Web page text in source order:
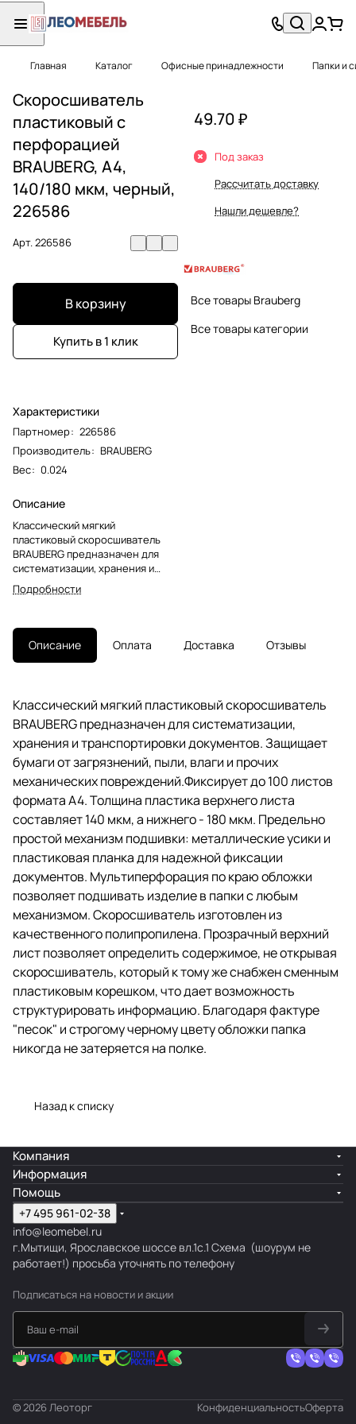
Главная Каталог Офисные принадлежности Папки и
Скоросшиватель
пластиковый с
перфорацией
BRAUBERG, А4,
140/180 мкм, черный,
226586
Арт.226586
В корзину
Купить в 1 клик
Характеристики
Партномер: 226586
Производитель: BRAUBERG
Вес: 0.024
Описание
Классический мягкий
пластиковый скоросшиватель
BRAUBERG предназначен для
систематизации, хранения и
транспортировки документов.
Защищает бумаги от
прочих механических
повреждений.Фиксирует до 100
листов формата А4. Толщина
180 мкм. Предельно простой
механизм подшивки:
металлические усики и
пластиковая планка для
надежной фиксации документов.
Мультиперфорация по краю
обложки позволяет подшивать
изделие в папки с любым
механизмом. Скоросшиватель
изготовлен из качественного
полипропилена. Прозрачный
верхний лист позволяет
определить содержимое, не
открывая скоросшиватель,
который к тому же снабжен
сменным пластиковым
возможность структурировать
информацию. Благодаря фактуре
"песок" и строгому черному
цвету обложки папка никогда не
затеряется на полке.
Подробности
49.70 ₽
Под заказ
Рассчитать доставку
Нашли дешевле?
Все товары Brauberg
Все товары категории
Описание Оплата Доставка Отзывы
Классический мягкий пластиковый скоросшиватель
BRAUBERG предназначен для систематизации,
хранения и транспортировки документов. Защищает
бумаги от загрязнений, пыли, влаги и прочих
механических повреждений.Фиксирует до 100 листов
формата А4. Толщина пластика верхнего листа
составляет 140 мкм, а нижнего - 180 мкм. Предельно
простой механизм подшивки: металлические усики и
пластиковая планка для надежной фиксации
документов. Мультиперфорация по краю обложки
позволяет подшивать изделие в папки с любым
механизмом. Скоросшиватель изготовлен из
качественного полипропилена. Прозрачный верхний
лист позволяет определить содержимое, не открывая
скоросшиватель, который к тому же снабжен сменным
пластиковым корешком, что дает возможность
структурировать информацию. Благодаря фактуре
"песок" и строгому черному цвету обложки папка
никогда не затеряется на полке.
Назад к списку
Компания
Информация
Помощь
+7 495 961-02-38
info@leomebel.ru
г.Мытищи, Ярославское шоссе вл.1с.1 Схема (шоурум не
работает!) просьба уточнять по телефону
Подписаться на новости и акции
© 2026 Леоторг КонфиденциальностьОферта